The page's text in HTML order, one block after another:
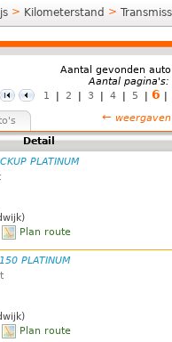
> Kilometerstand >
Aantal gevonden
Aantal pagina's:
1
| 2 | 3 | 4 | 5 | 6 |
← weergaven
Detail
PLATINUM
Plan route
PLATINUM
Plan route